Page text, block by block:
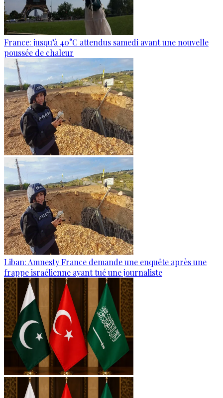
France: jusqu’à 40°C attendus samedi avant une nouvelle
poussée de chaleur
Liban: Amnesty France demande une enquête après une
frappe israélienne ayant tué une journaliste